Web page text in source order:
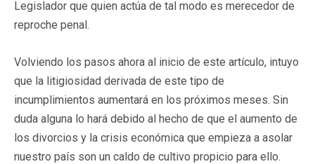
Legislador que quien actúa de tal modo es merecedor de
reproche penal.
Volviendo los pasos ahora al inicio de este artículo, intuyo
que la litigiosidad derivada de este tipo de
incumplimientos aumentará en los próximos meses. Sin
duda alguna lo hará debido al hecho de que el aumento de
los divorcios y la crisis económica que empieza a asolar
nuestro país son un caldo de cultivo propicio para ello.